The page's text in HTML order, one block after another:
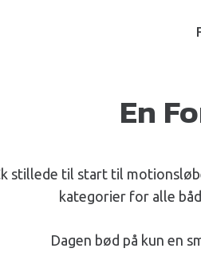
En
stillede til start til
kategorier for alle
Dagen bød på kun en